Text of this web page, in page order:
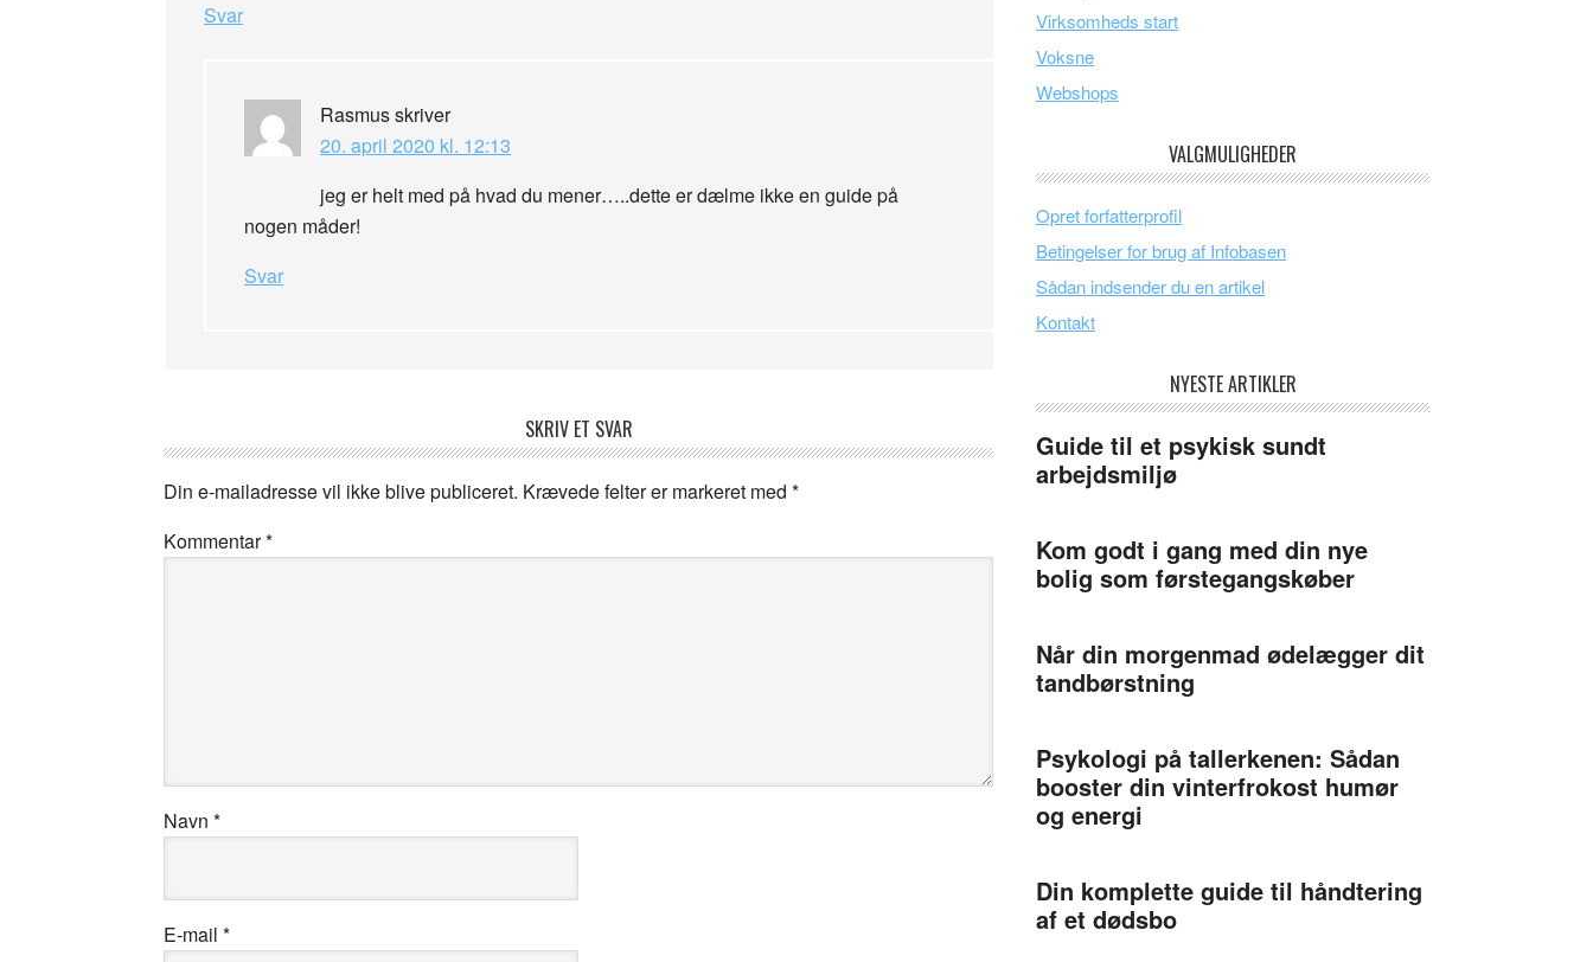
Svar
Rasmusskriver
20. april 2020 kl. 12:13
jeg er helt med på hvad du mener…..dette er dælme ikke en guide på
nogen måder!
Svar
SKRIV ET SVAR
Din e-mailadresse vil ikke blive publiceret. Krævede felter er markeret med *
Kommentar*
Navn *
E-mail *
Virksomheds start
Voksne
Webshops
VALGMULIGHEDER
Opret forfatterprofil
Betingelser for brug af Infobasen
Sådan indsender du en artikel
Kontakt
NYESTE ARTIKLER
Guide til et psykisk sundt
arbejdsmiljø
Kom godt i gang med din nye
bolig som førstegangskøber
Når din morgenmad ødelægger dit
tandbørstning
Psykologi på tallerkenen: Sådan
booster din vinterfrokost humør
og energi
Din komplette guide til håndtering
af et dødsbo